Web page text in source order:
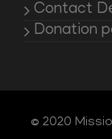
Contact
Donation
© 2020